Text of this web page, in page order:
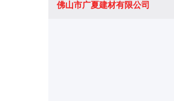
佛山市广夏建材有限公司